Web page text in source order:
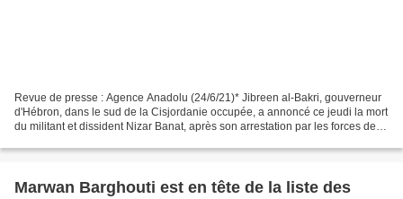
Revue de presse : Agence Anadolu (24/6/21)* Jibreen al-Bakri, gouverneur
d'Hébron, dans le sud de la Cisjordanie occupée, a annoncé ce jeudi la mort
du militant et dissident Nizar Banat, après son arrestation par les forces de
Marwan Barghouti est en tête de la liste des